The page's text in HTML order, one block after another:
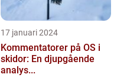
17 januari 2024
Kommentatorer på OS i
skidor: En djupgående
analys...